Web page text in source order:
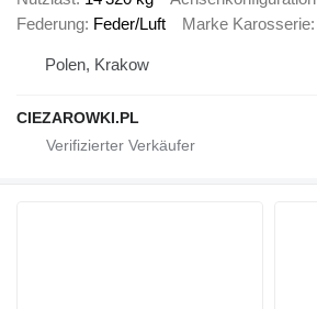
Federung Feder/Luft Marke Karosserie
Polen, Krakow
CIEZAROWKI.PL